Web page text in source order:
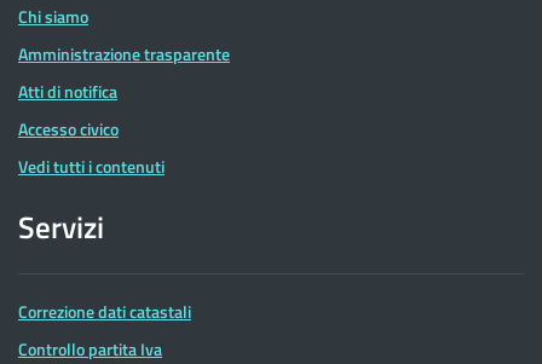
Chi siamo
Amministrazione trasparente
Atti di notifica
Accesso civico
Vedi tutti i contenuti
Servizi
Correzione dati catastali
Controllo partita Iva